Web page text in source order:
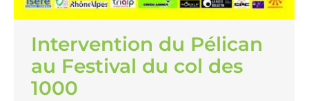
Intervention du Pélican
au Festival du col des
1000